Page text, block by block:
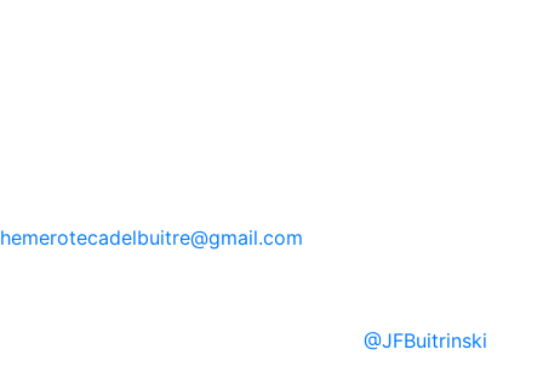
hemerotecadelbuitre@gmail.com
@JFBuitrinski